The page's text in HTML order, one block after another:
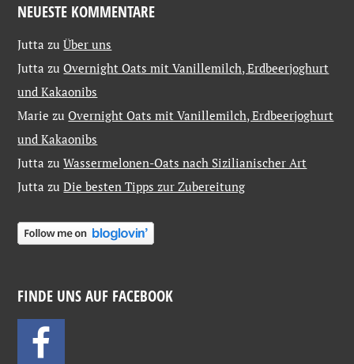
NEUESTE KOMMENTARE
Jutta zuÜber uns
Jutta zuOvernight Oats mit Vanillemilch, Erdbeerjoghurt
und Kakaonibs
Marie zuOvernight Oats mit Vanillemilch, Erdbeerjoghurt
und Kakaonibs
Jutta zuWassermelonen-Oats nach Sizilianischer Art
Jutta zuDie besten Tipps zur Zubereitung
FINDE UNS AUF FACEBOOK